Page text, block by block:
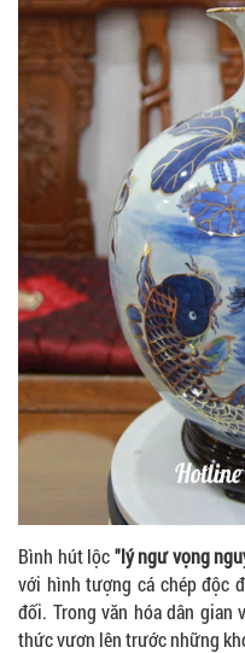
Bình hút lộc"lý ngư vọng
với hình tượng cá chép độc
đối. Trong văn hóa dân gian
thức vươn lên trước những